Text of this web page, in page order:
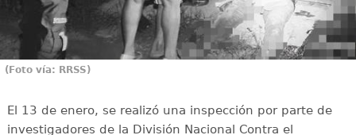
(Foto vía: RRSS)
El 13 de enero, se realizó una inspección por parte de
investigadores de la División Nacional Contra el